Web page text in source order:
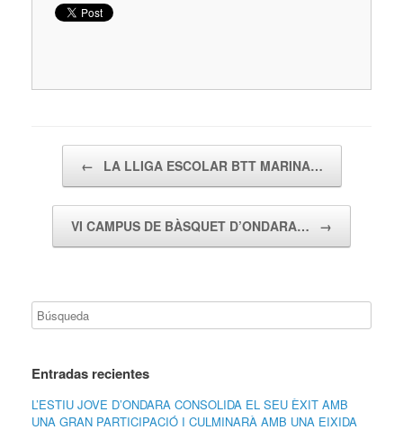
← LA LLIGA ESCOLAR BTT MARINA…
VI CAMPUS DE BÀSQUET D’ONDARA… →
Entradas recientes
L’ESTIU JOVE D’ONDARA CONSOLIDA EL SEU ÈXIT AMB
UNA GRAN PARTICIPACIÓ I CULMINARÀ AMB UNA EIXIDA